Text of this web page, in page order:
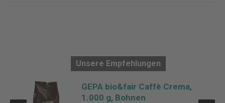
Unsere Empfehlungen
GEPA bio&fair Caffè Crema,
1.000 g, Bohnen